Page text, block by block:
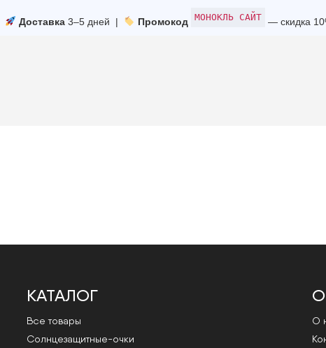
Доставка3–5 дней | Промокод МОНОКЛЬ САЙТ — скидка
КАТАЛОГ
Все товары
Cолнцезащитные-очки
О